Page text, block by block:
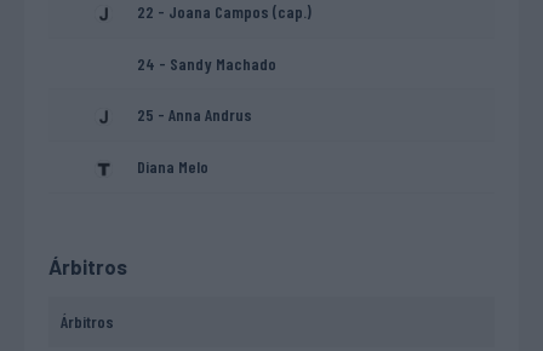
22 - Joana Campos (cap.)
24 - Sandy Machado
25 - Anna Andrus
Diana Melo
Árbitros
Árbitros